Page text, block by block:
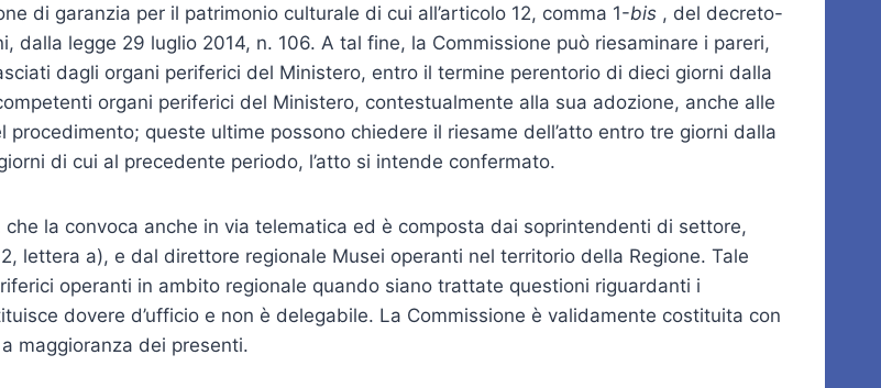
di garanzia per il patrimonio culturale di cui all’articolo 12, comma 1-bis , del decreto-
dalla legge 29 luglio 2014, n. 106. A tal fine, la Commissione può riesaminare i pareri,
dagli organi periferici del Ministero, entro il termine perentorio di dieci giorni dalla
organi periferici del Ministero, contestualmente alla sua adozione, anche alle
queste ultime possono chiedere il riesame dell’atto entro tre giorni dalla
di cui al precedente periodo, l’atto si intende confermato.
la convoca anche in via telematica ed è composta dai soprintendenti di settore,
lettera a), e dal direttore regionale Musei operanti nel territorio della Regione. Tale
operanti in ambito regionale quando siano trattate questioni riguardanti i
dovere d’ufficio e non è delegabile. La Commissione è validamente costituita con
maggioranza dei presenti.